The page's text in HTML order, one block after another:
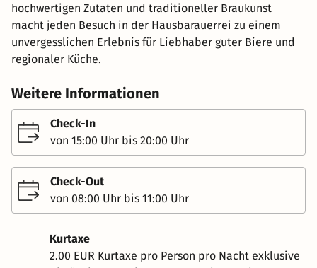
hochwertigen Zutaten und traditioneller Braukunst
macht jeden Besuch in der Hausbarauerrei zu einem
unvergesslichen Erlebnis für Liebhaber guter Biere und
regionaler Küche.
Weitere Informationen
Check-In
von 15:00 Uhr bis 20:00 Uhr
Check-Out
von 08:00 Uhr bis 11:00 Uhr
Kurtaxe
2.00 EUR Kurtaxe pro Person pro Nacht exklusive